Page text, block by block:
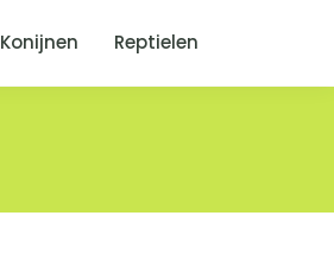
Konijnen Reptielen